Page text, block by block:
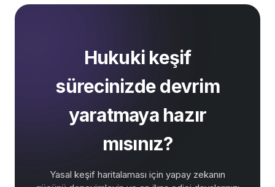
Hukuki keşif
sürecinizde devrim
yaratmaya hazır
mısınız?
Yasal keşif haritalaması için yapay zekanın